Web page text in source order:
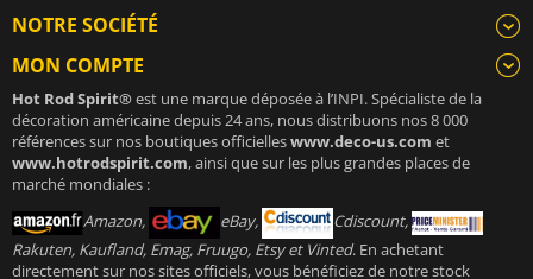
NOTRE SOCIÉTÉ
MON COMPTE
Hot Rod Spirit®est une marque déposée à l’INPI. Spécialiste de la
décoration américaine depuis 24 ans, nous distribuons nos 8 000
références sur nos boutiques officielleswww.deco-us.com et
www.hotrodspirit.com, ainsi que sur les plus grandes places de
marché mondiales :
Amazon,
eBay,
Cdiscount,
Rakuten, Kaufland, Emag, Fruugo, Etsy et Vinted. En achetant
directement sur nos sites officiels, vous bénéficiez de notre stock